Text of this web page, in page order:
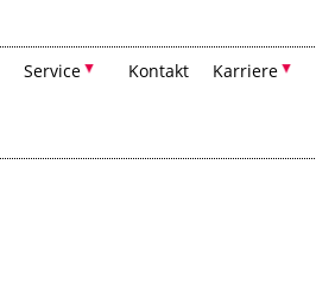
Service Kontakt Karriere